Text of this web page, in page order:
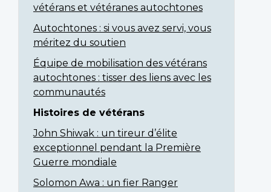
vétérans et vétéranes autochtones
Autochtones : si vous avez servi, vous
méritez du soutien
Équipe de mobilisation des vétérans
autochtones : tisser des liens avec les
communautés
Histoires de vétérans
John Shiwak : un tireur d’élite
exceptionnel pendant la Première
Guerre mondiale
Solomon Awa : un fier Ranger